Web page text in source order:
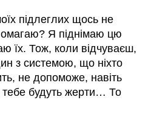
підлеглих щось не
Я піднімаю цю
їх. Тож, коли відчуваєш,
з системою, що ніхто
не допоможе, навіть
будуть жерти… То